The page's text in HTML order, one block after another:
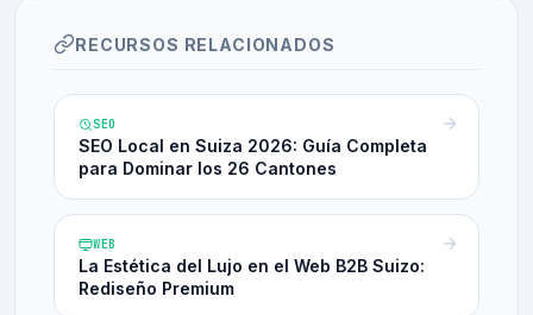
RECURSOS RELACIONADOS
SEO
SEO Local en Suiza 2026: Guía Completa
para Dominar los 26 Cantones
WEB
La Estética del Lujo en el Web B2B Suizo:
Rediseño Premium